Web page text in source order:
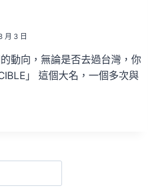
月 3 日
動向，無論是否去過台灣，你
」 這個大名，一個多次與